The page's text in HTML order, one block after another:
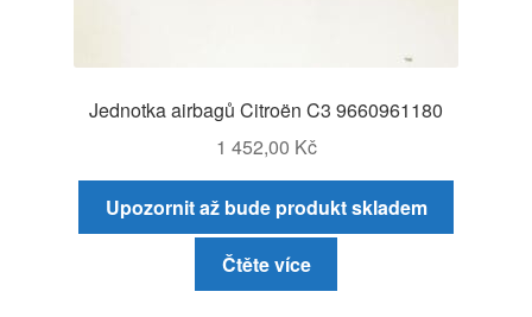
Jednotka airbagů Citroën C3 9660961180
1 452,00 Kč
Upozornit až bude produkt skladem
Čtěte více